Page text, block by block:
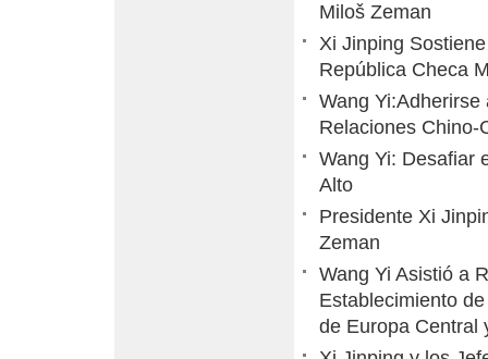
Miloš Zeman
Xi Jinping
República Checa
Wang
Relaciones Chino-
Wang Yi: Desafiar
Alto
Presidente Xi
Zeman
Wang Yi Asistió a
Establecimiento
de Europa Central